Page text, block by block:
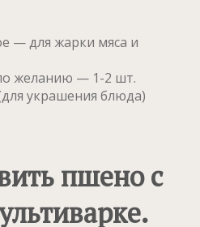
— для жарки мяса и
желанию — 1-2 шт.
украшения блюда)
пшено с